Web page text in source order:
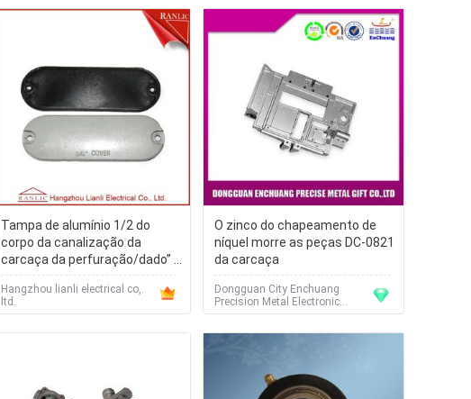
Tampa de alumínio 1/2 do
corpo da canalização da
carcaça da perfuração/dado” a
4" parafusos de C/W, costume
do tamanho
Hangzhou lianli electrical co,.
ltd.
O zinco do chapeamento de
níquel morre as peças DC-0821
da carcaça
Dongguan City Enchuang
Precision Metal Electronic
Technology Co., Ltd